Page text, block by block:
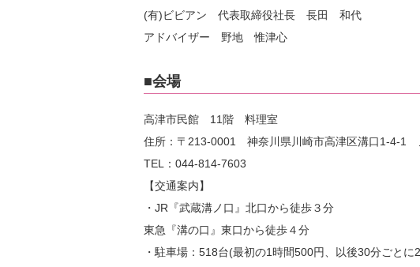
(有)ビビアン 代表取締役社長 長田 和代
アドバイザー 野地 惟津心
■会場
高津市民館 11階 料理室
住所：〒213-0001 神奈川県川崎市高津区溝口1-4-
TEL：044-814-7603
【交通案内】
・JR『武蔵溝ノ口』北口から徒歩３分
東急『溝の口』東口から徒歩４分
・駐車場：518台(最初の1時間500円、以後30分ごとに